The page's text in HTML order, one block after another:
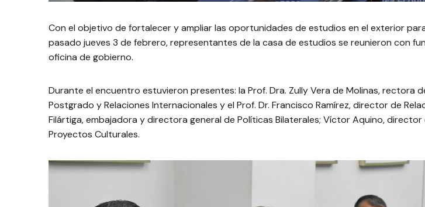
Con el objetivo de fortalecer y ampliar las oportunidades de estudios en el exterior
pasado jueves 3 de febrero, representantes de la casa de estudios se reunieron con
oficina de gobierno.
Durante el encuentro estuvieron presentes: la Prof. Dra. Zully Vera de Molinas, rectora
Postgrado y Relaciones Internacionales y el Prof. Dr. Francisco Ramírez, director de
Filártiga, embajadora y directora general de Políticas Bilaterales; Víctor Aquino,
Proyectos Culturales.